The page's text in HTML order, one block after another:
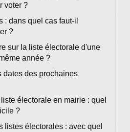
voter ?
: dans quel cas faut-il
?
sur la liste électorale d'une
année ?
dates des prochaines
électorale en mairie : quel
?
listes électorales : avec quel